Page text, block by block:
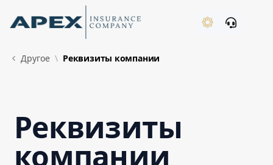
Skip to Main Content
Другое Реквизиты компании
Реквизиты
компании
New
What's New